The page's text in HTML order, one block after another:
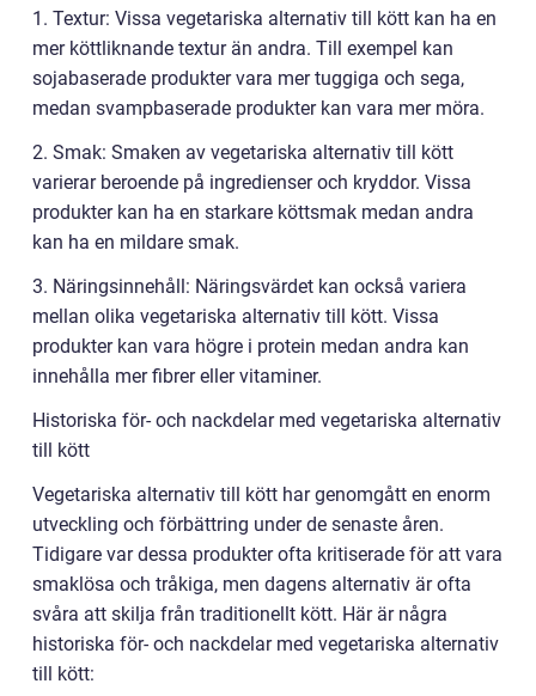
1. Textur: Vissa vegetariska alternativ till kött kan ha en
mer köttliknande textur än andra. Till exempel kan
sojabaserade produkter vara mer tuggiga och sega,
medan svampbaserade produkter kan vara mer möra.
2. Smak: Smaken av vegetariska alternativ till kött
varierar beroende på ingredienser och kryddor. Vissa
produkter kan ha en starkare köttsmak medan andra
kan ha en mildare smak.
3. Näringsinnehåll: Näringsvärdet kan också variera
mellan olika vegetariska alternativ till kött. Vissa
produkter kan vara högre i protein medan andra kan
innehålla mer fibrer eller vitaminer.
Historiska för- och nackdelar med vegetariska alternativ
till kött
Vegetariska alternativ till kött har genomgått en enorm
utveckling och förbättring under de senaste åren.
Tidigare var dessa produkter ofta kritiserade för att vara
smaklösa och tråkiga, men dagens alternativ är ofta
svåra att skilja från traditionellt kött. Här är några
historiska för- och nackdelar med vegetariska alternativ
till kött: